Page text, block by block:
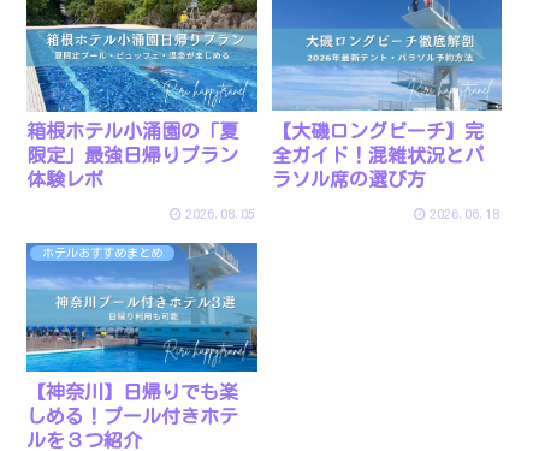
箱根ホテル小涌園の「夏
限定」最強日帰りプラン
体験レポ
2026.08.05
【大磯ロングビーチ】完
全ガイド！混雑状況とパ
ラソル席の選び方
2026.06.18
ホテルおすすめまとめ
【神奈川】日帰りでも楽
しめる！プール付きホテ
ルを３つ紹介